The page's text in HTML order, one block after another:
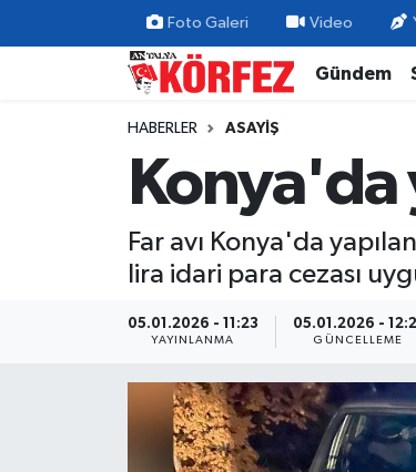
Foto Galeri Video
Gündem
HABERLER ASAYIŞ
Konya'da
Far avı Konya'da
lira idari para cezası
05.01.2026 - 11:23
YAYINLANMA
05.01.2026 - 12:21
GÜNCELLEME
Gündem
Yerel Yönetim
Ekonomi
Nöbetçi Eczaneler
Trafik Durumu
Süper Lig Puan Durumu ve Fikstür
Haber Arşivi